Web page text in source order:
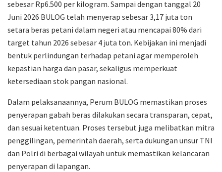
sebesar Rp6.500 per kilogram. Sampai dengan tanggal 20
Juni 2026 BULOG telah menyerap sebesar 3,17 juta ton
setara beras petani dalam negeri atau mencapai 80% dari
target tahun 2026 sebesar 4 juta ton. Kebijakan ini menjadi
bentuk perlindungan terhadap petani agar memperoleh
kepastian harga dan pasar, sekaligus memperkuat
ketersediaan stok pangan nasional.
Dalam pelaksanaannya, Perum BULOG memastikan proses
penyerapan gabah beras dilakukan secara transparan, cepat,
dan sesuai ketentuan. Proses tersebut juga melibatkan mitra
penggilingan, pemerintah daerah, serta dukungan unsur TNI
dan Polri di berbagai wilayah untuk memastikan kelancaran
penyerapan di lapangan.